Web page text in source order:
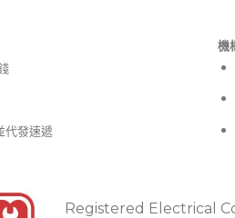
代發速遞
機
Registered Electrical